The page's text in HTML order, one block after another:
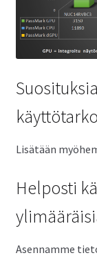
Lisätään
Helposti
Asennamme